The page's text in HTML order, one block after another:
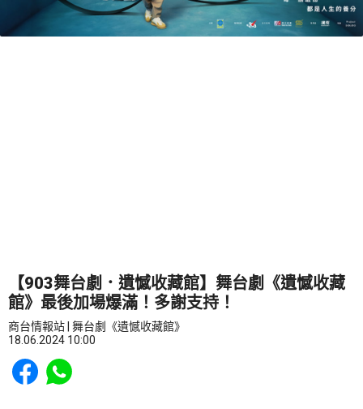
【903舞台劇．遺憾收藏館】舞台劇《遺憾收藏
館》最後加場爆滿！多謝支持！
商台情報站 | 舞台劇《遺憾收藏館》
18.06.2024 10:00
Share to Facebook
Share to WhatsApp